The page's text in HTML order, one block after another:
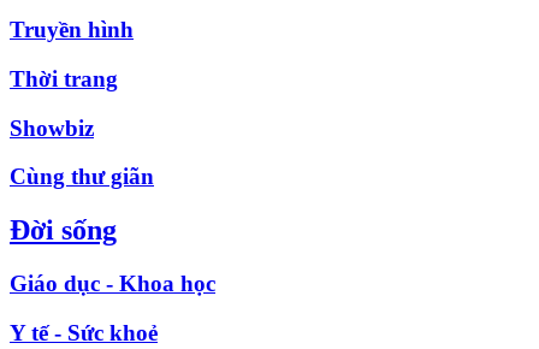
Truyền hình
Thời trang
Showbiz
Cùng thư giãn
Đời sống
Giáo dục - Khoa học
Y tế - Sức khoẻ